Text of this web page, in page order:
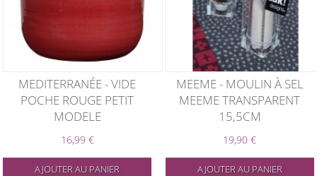
MEDITERRANÉE - VIDE
POCHE ROUGE PETIT
MODELE
16,99 €
AJOUTER AU PANIER
MEEME - MOULIN À SEL
MEEME TRANSPARENT
15,5CM
19,90 €
AJOUTER AU PANIER